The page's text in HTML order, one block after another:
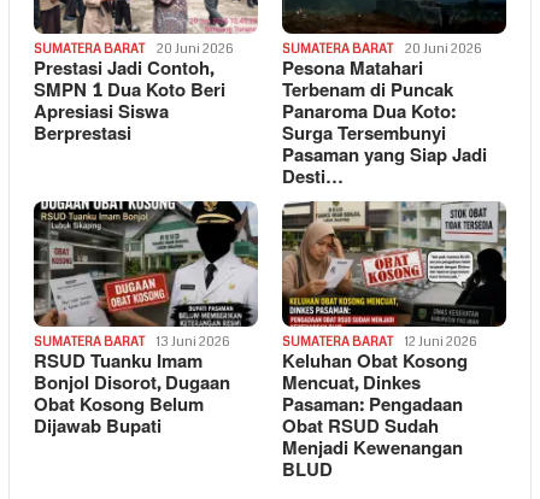
SUMATERA BARAT 20 Juni 2026
Prestasi Jadi Contoh,
SMPN 1 Dua Koto Beri
Apresiasi Siswa
Berprestasi
SUMATERA BARAT 20 Juni 2026
Pesona Matahari
Terbenam di Puncak
Panaroma Dua Koto:
Surga Tersembunyi
Pasaman yang Siap Jadi
Desti…
SUMATERA BARAT 13 Juni 2026
RSUD Tuanku Imam
Bonjol Disorot, Dugaan
Obat Kosong Belum
Dijawab Bupati
SUMATERA BARAT 12 Juni 2026
Keluhan Obat Kosong
Mencuat, Dinkes
Pasaman: Pengadaan
Obat RSUD Sudah
Menjadi Kewenangan
BLUD